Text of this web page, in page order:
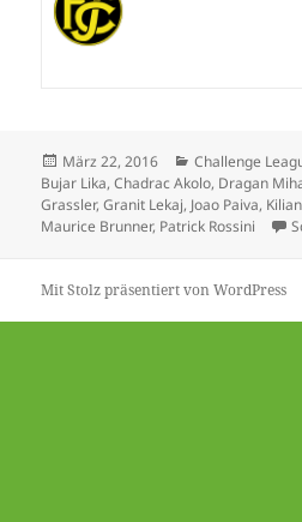
Veröffentlicht
am
März 22, 2016 Kategorien
Challenge
Bujar Lika,Chadrac Akolo, Dragan
Grassler,Granit Lekaj, Joao Paiva,
Maurice Brunner, Patrick Rossini
Mit Stolz präsentiert von WordPress